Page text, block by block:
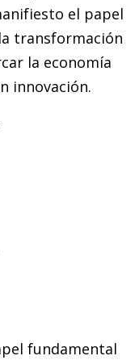
el papel
transformación
la economía
innovación.
fundamental